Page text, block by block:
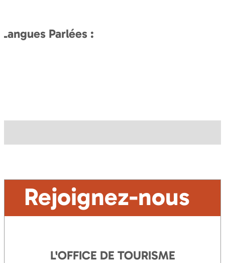
Langues Parlées :
Rejoignez-nous
L'OFFICE DE TOURISME